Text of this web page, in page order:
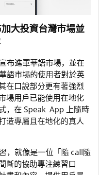
大投資台灣市場並
布進軍華語市場，並在
語市場的使用者對於英
在口說部分更有著強烈
場用戶已能使用在地化
，在 Speak App 上隨時
造專屬且在地化的真人
，就像是一位「隨 call隨
斷的協助專注練習口